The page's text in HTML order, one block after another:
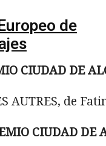
de
CIUDAD DE
AUTRES, de
CIUDAD DE